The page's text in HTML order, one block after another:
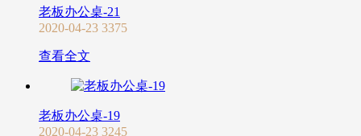
老板办公桌-21
2020-04-23 3375
查看全文
老板办公桌-19
2020-04-23 3245